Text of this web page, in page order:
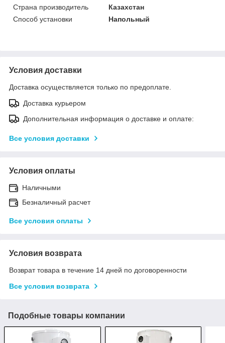
Страна производитель
Казахстан
Способ установки
Напольный
Условия доставки
Доставка осуществляется только по предоплате.
Доставка курьером
Дополнительная информация о доставке и оплате:
Все условия доставки
Условия оплаты
Наличными
Безналичный расчет
Все условия оплаты
Условия возврата
Возврат товара в течение 14 дней по договоренности
Все условия возврата
Подобные товары компании